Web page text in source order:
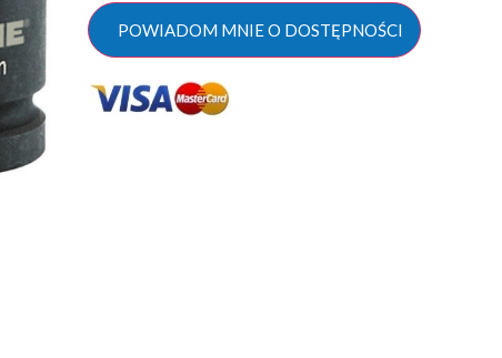
POWIADOM MNIE O DOSTĘPNOŚCI